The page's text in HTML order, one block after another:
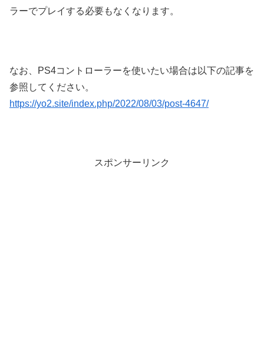
ラーでプレイする必要もなくなります。
なお、PS4コントローラーを使いたい場合は以下の記事を
参照してください。
https://yo2.site/index.php/2022/08/03/post-4647/
スポンサーリンク